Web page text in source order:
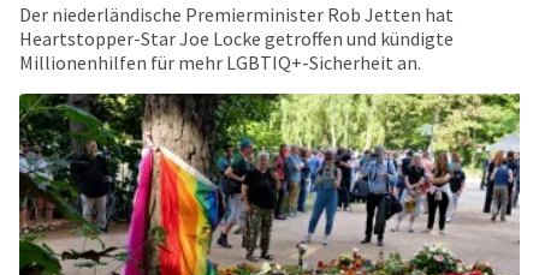
Der niederländische Premierminister Rob Jetten hat
Heartstopper-Star Joe Locke getroffen und kündigte
Millionenhilfen für mehr LGBTIQ+-Sicherheit an.